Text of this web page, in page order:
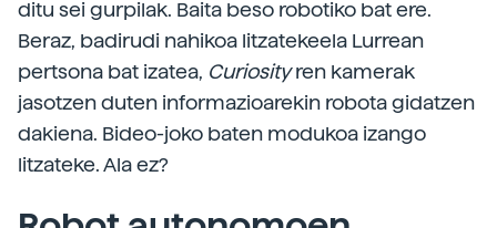
ditu sei gurpilak. Baita beso robotiko bat ere.
Beraz, badirudi nahikoa litzatekeela Lurrean
pertsona bat izatea, Curiosityren kamerak
jasotzen duten informazioarekin robota gidatzen
dakiena. Bideo-joko baten modukoa izango
litzateke. Ala ez?